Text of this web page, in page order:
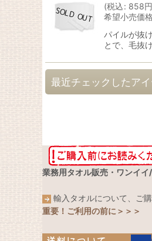
(税込: 858円
希望小売価格
パイルが抜
とで、毛抜
最近チェックしたア
業務用タオル販売・ワンイ
輸入タオルについて、ご
重要！ご利用の前に＞＞＞